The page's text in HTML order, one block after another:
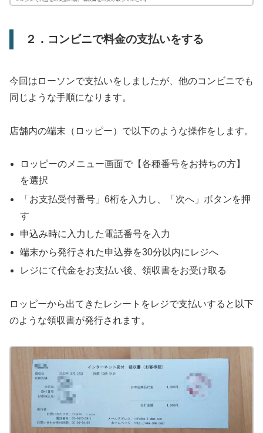
２．コンビニで料金の支払いをする
今回はローソンで支払いをしましたが、他のコンビニでも
同じような手順になります。
店舗内の端末（ロッピー）で以下のような操作をします。
ロッピーのメニュー画面で【各種番号をお持ちの方】
を選択
「お支払受付番号」6桁を入力し、「次へ」ボタンを押
す
申込み時に入力した電話番号を入力
端末から発行された申込券を30分以内にレジへ
レジにて代金をお支払い後、領収書をお受け取る
ロッピーから出てきたレシートをレジで支払いすると以下
のような領収書が発行されます。